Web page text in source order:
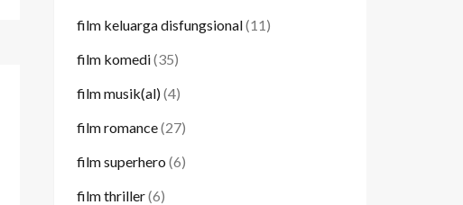
film keluarga disfungsional(11)
film komedi(35)
film musik(al)(4)
film romance(27)
film superhero (6)
film thriller(6)